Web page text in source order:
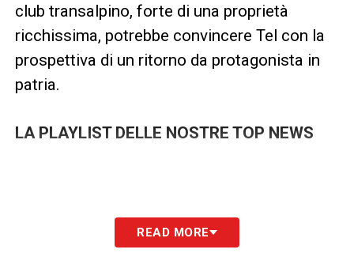
club transalpino, forte di una proprietà
ricchissima, potrebbe convincere Tel con la
prospettiva di un ritorno da protagonista in
patria.
LA PLAYLIST DELLE NOSTRE TOP NEWS
READ MORE